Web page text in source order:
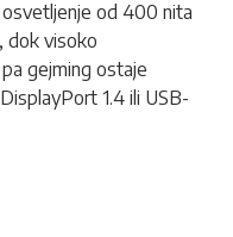
osvetljenje od 400 nita
dok visoko
gejming ostaje
1.4 ili USB-